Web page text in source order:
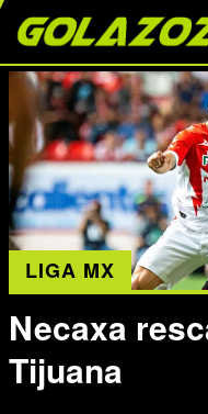
LIGA MX
Necaxa
Tijuana